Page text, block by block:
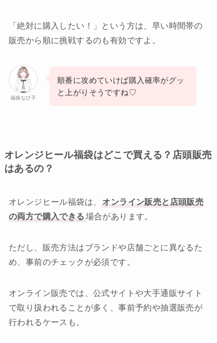
「絶対に購入したい！」という方は、早い時間帯の
販売から順に挑戦するのも有効ですよ。
福袋なび子
順番に攻めていけば購入確率がグッ
と上がりそうですね♡
オレンジヒール福袋はどこで買える？店頭販売
はあるの？
オレンジヒール福袋は、
オンライン販売と店頭販売
の両方で購入できる 場合があります。
ただし、販売方法はブランドや店舗ごとに異なるた
め、事前のチェックが必須です。
オンライン販売では、公式サイトや大手通販サイト
で取り扱われることが多く、事前予約や抽選販売が
行われるケースも。